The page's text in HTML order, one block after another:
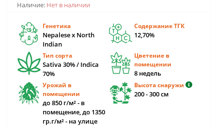
Наличие: Нет в наличии
Генетика
Nepalese x North
Indian
Содержание ТГК
12,70%
Тип сорта
Sativa 30% / Indica
70%
Цветение в
помещении
8 недель
Урожай в
помещении
до 850 г/м² - в
помещение, до 1350
гр.г/м² - на улице
Высота снаружи
200 - 300 см